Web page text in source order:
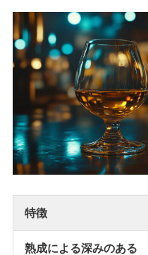
特徴
熟成による深みのある